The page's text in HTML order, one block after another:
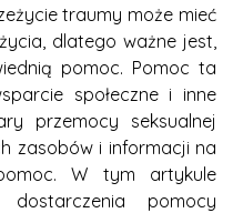
traumy może mieć
dlatego ważne jest,
pomoc. Pomoc ta
społeczne i inne
przemocy seksualnej
zasobów i informacji na
W tym artykule
pomocy